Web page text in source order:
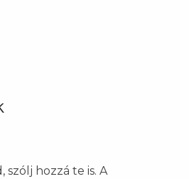
szólj hozzá te is. A